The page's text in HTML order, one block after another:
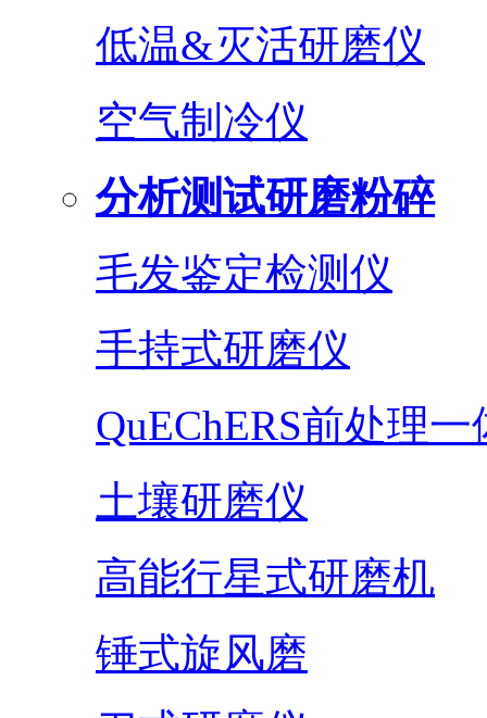
低温&灭活研磨仪
空气制冷仪
分析测试研磨粉碎
毛发鉴定检测仪
手持式研磨仪
QuEChERS前处理一
土壤研磨仪
高能行星式研磨机
锤式旋风磨